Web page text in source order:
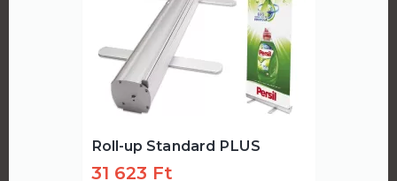
Roll-up Standard PLUS
31 623 Ft